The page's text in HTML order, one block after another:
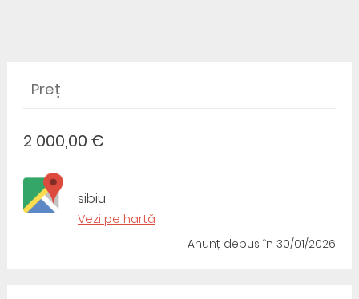
Preț
2 000,00 €
sibiu
Vezi pe hartă
Anunț depusîn 30/01/2026